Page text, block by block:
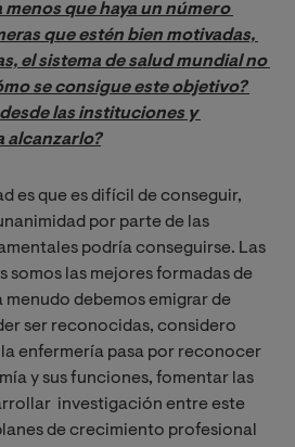
menos que haya un número
que estén bien motivadas,
el sistema de salud mundial no
se consigue este objetivo?
las instituciones y
alcanzarlo?
es que es difícil de conseguir,
por parte de las
podría conseguirse. Las
somos las mejores formadas de
menudo debemos emigrar de
ser reconocidas, considero
enfermería pasa por reconocer
y sus funciones, fomentar las
investigación entre este
de crecimiento profesional